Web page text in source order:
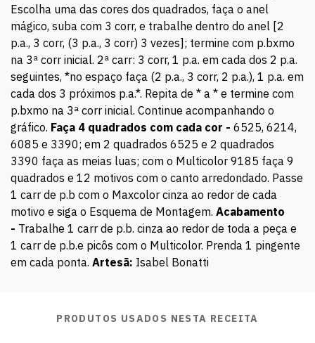
Escolha uma das cores dos quadrados, faça o anel
mágico, suba com 3 corr, e trabalhe dentro do anel [2
p.a., 3 corr, (3 p.a., 3 corr) 3 vezes]; termine com p.bxmo
na 3ª corr inicial. 2ª carr: 3 corr, 1 p.a. em cada dos 2 p.a.
seguintes, *no espaço faça (2 p.a., 3 corr, 2 p.a.), 1 p.a. em
cada dos 3 próximos p.a.*. Repita de * a * e termine com
p.bxmo na 3ª corr inicial. Continue acompanhando o
gráfico. Faça 4 quadrados com cada cor - 6525, 6214,
6085 e 3390; em 2 quadrados 6525 e 2 quadrados
3390 faça as meias luas; com o Multicolor 9185 faça 9
quadrados e 12 motivos com o canto arredondado. Passe
1 carr de p.b com o Maxcolor cinza ao redor de cada
motivo e siga o Esquema de Montagem. Acabamento
- Trabalhe 1 carr de p.b. cinza ao redor de toda a peça e
1 carr de p.b.e picôs com o Multicolor. Prenda 1 pingente
em cada ponta. Artesã: Isabel Bonatti
PRODUTOS USADOS NESTA RECEITA